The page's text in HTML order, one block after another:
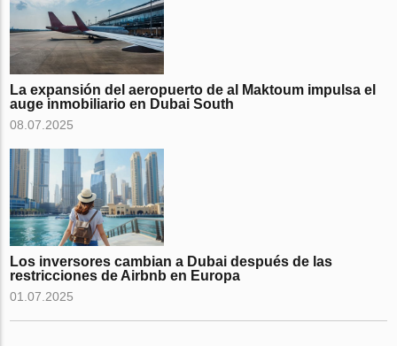
La expansión del aeropuerto de al Maktoum impulsa el
auge inmobiliario en Dubai South
08.07.2025
Los inversores cambian a Dubai después de las
restricciones de Airbnb en Europa
01.07.2025